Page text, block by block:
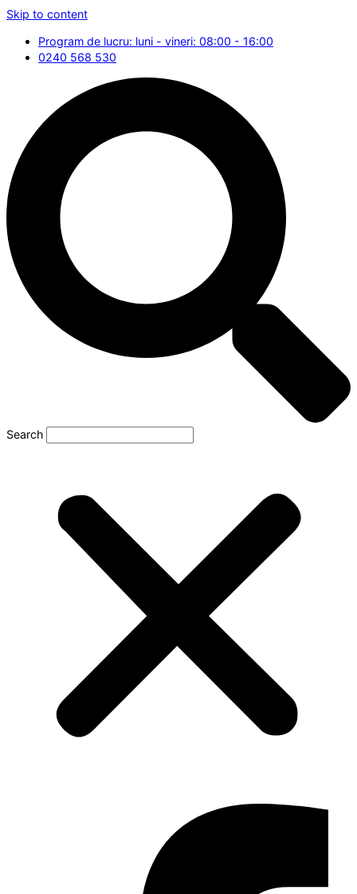
Skip to content
Program de lucru: luni - vineri: 08:00 - 16:00
0240 568 530
Search